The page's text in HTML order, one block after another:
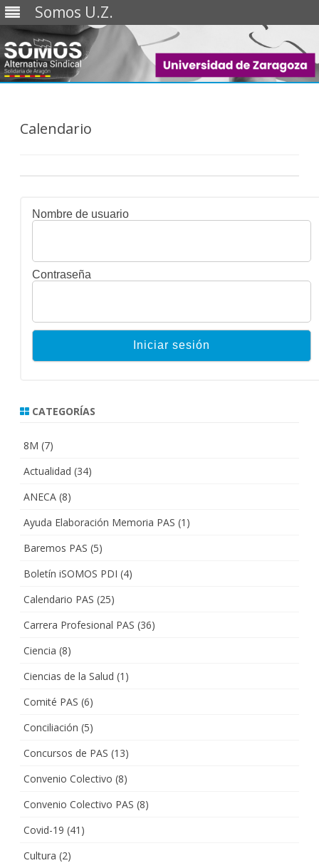
Somos U.Z.
Saltar
Calendario
Nombre de usuario
Contraseña
CATEGORÍAS
8M (7)
Actualidad (34)
ANECA (8)
Ayuda Elaboración Memoria PAS (1)
Baremos PAS (5)
Boletín iSOMOS PDI (4)
Calendario PAS (25)
Carrera Profesional PAS (36)
Ciencia (8)
Ciencias de la Salud (1)
Comité PAS (6)
Conciliación (5)
Concursos de PAS (13)
Convenio Colectivo (8)
Convenio Colectivo PAS (8)
Covid-19 (41)
Cultura (2)